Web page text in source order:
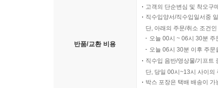
반품/교환 비용
고객의 단순변심 및 착오구
직수입양서/직수입일서중
단, 아래의 주문/취소 조건
오늘 00시 ~ 06시 30분
오늘 06시 30분 이후 주
직수입 음반/영상물/기프트
단, 당일 00시~13시 사이의
박스 포장은 택배 배송이